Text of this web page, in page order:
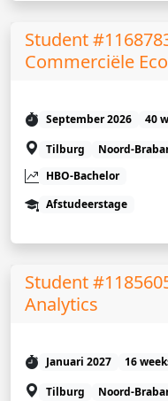
Student
Commerciële
September 2026 40
Tilburg
Noord-
HBO-Bachelor
Afstudeerstage
Student
Analytics
Januari 2027 16
Tilburg
Noord-